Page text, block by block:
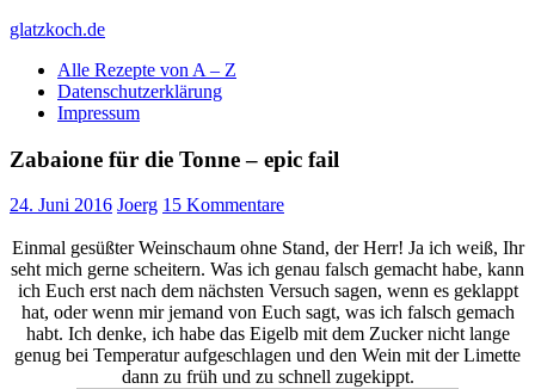
Skip
content
glatzkoch.de
Kochen für Doofe und Genießer
Alle Rezepte von A – Z
Datenschutzerklärung
Impressum
Zabaione für die Tonne – epic fail
24. Juni 2016 Joerg 15 Kommentare
Einmal gesüßter Weinschaum ohne Stand, der Herr! Ja ich weiß, Ihr
seht mich gerne scheitern. Was ich genau falsch gemacht habe, kann
ich Euch erst nach dem nächsten Versuch sagen, wenn es geklappt
hat, oder wenn mir jemand von Euch sagt, was ich falsch gemach
habt. Ich denke, ich habe das Eigelb mit dem Zucker nicht lange
genug bei Temperatur aufgeschlagen und den Wein mit der Limette
dann zu früh und zu schnell zugekippt.